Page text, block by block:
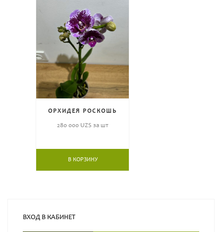
ОРХИДЕЯ РОСКОШЬ
280 000 UZS за шт
В КОРЗИНУ
ВХОД В КАБИНЕТ